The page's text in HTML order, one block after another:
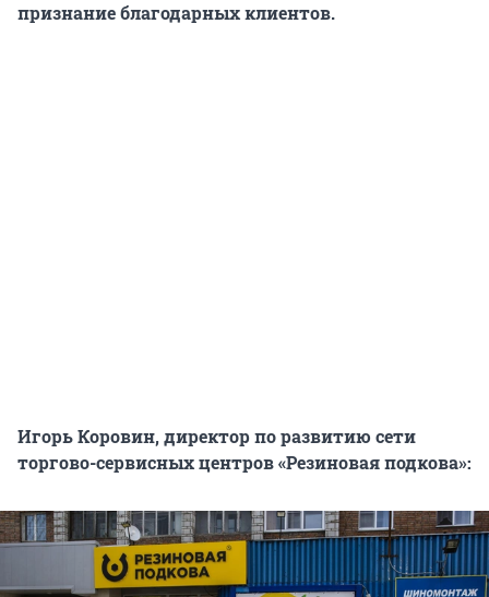
признание благодарных клиентов.
Игорь Коровин, директор по развитию сети
торгово-сервисных центров «Резиновая подкова»: